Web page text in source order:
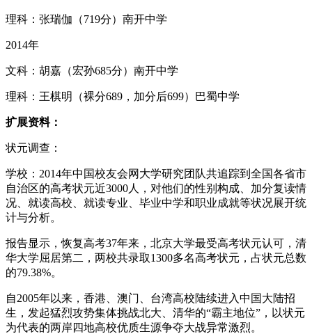
理科：张瑞伽（719分）南开中学
2014年
文科：胡嘉（宏孙685分）南开中学
理科：王棋明（裸分689，加分后699）巴蜀中学
扩展资料：
状元调查：
学校：2014年中国校友会网大学研究团队共追踪到全国各省市
自治区的高考状元近3000人，对他们的性别构成、加分复读情
况、就读高校、就读专业、毕业中学和职业成就等状况展开统
计与分析。
报告显示，恢复高考37年来，北京大学最受高考状元认可，清
华大学屈居第二，两校共录取1300多名高考状元，占状元总数
的79.38%。
自2005年以来，香港、澳门、台湾高校陆续进入中国大陆招
生，发起猛烈攻势集体挑战北大、清华的“霸主地位”，以状元
为代表的两岸四地高校优质生源争夺大战异常激烈。